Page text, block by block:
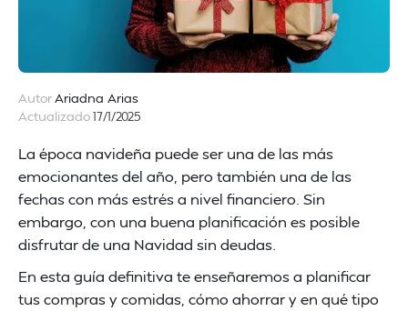
AutorAriadna Arias
Actualizado17/1/2025
La época navideña puede ser una de las más
emocionantes del año, pero también una de las
fechas con más estrés a nivel financiero. Sin
embargo, con una buena planificación es posible
disfrutar de una Navidad sin deudas.
En esta guía definitiva te enseñaremos a planificar
tus compras y comidas, cómo ahorrar y en qué tipo